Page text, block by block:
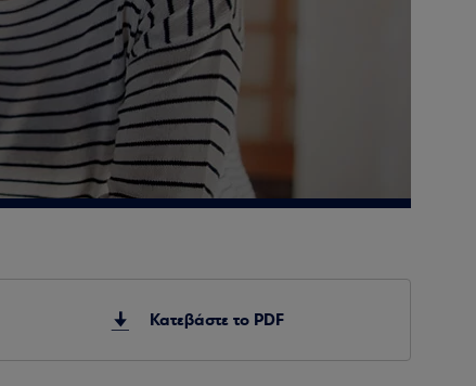
Κατεβάστε το PDF